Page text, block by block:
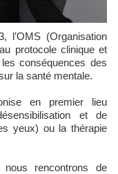
protocole clinique et
conséquences des
la santé mentale.
en premier lieu
et de
yeux) ou la thérapie
rencontrons de